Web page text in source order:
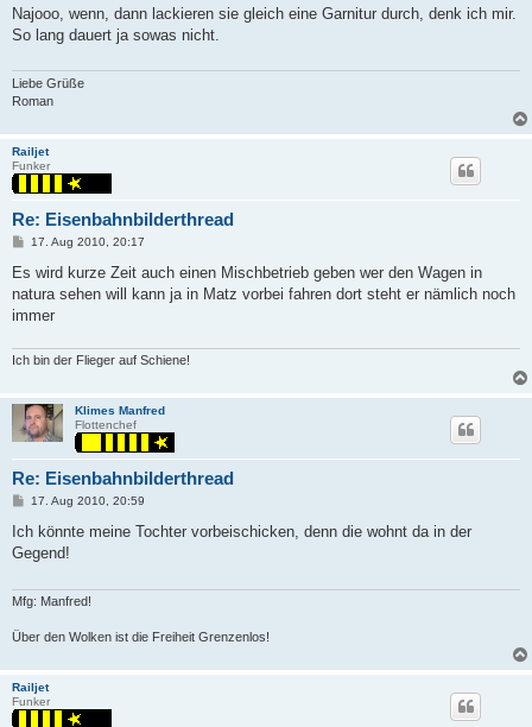
s
Najooo, wenn, dann lackieren sie gleich eine Garnitur durch, denk ich mir.
So lang dauert ja sowas nicht.
Liebe Grüße
Roman
Railjet
Funker
Re: Eisenbahnbilderthread
P
s
17. Aug 2010, 20:17
Es wird kurze Zeit auch einen Mischbetrieb geben wer den Wagen in
natura sehen will kann ja in Matz vorbei fahren dort steht er nämlich noch
immer
Ich bin der Flieger auf Schiene!
Klimes Manfred
Flottenchef
Re: Eisenbahnbilderthread
P
s
17. Aug 2010, 20:59
Ich könnte meine Tochter vorbeischicken, denn die wohnt da in der
Gegend!
Mfg: Manfred!
Über den Wolken ist die Freiheit Grenzenlos!
Railjet
Funker